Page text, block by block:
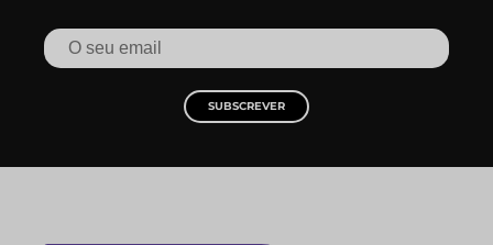
SUBSCREVER